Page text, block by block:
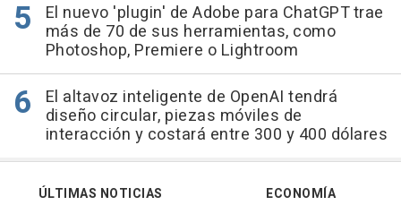
El nuevo 'plugin' de Adobe para ChatGPT trae
más de 70 de sus herramientas, como
Photoshop, Premiere o Lightroom
El altavoz inteligente de OpenAI tendrá
diseño circular, piezas móviles de
interacción y costará entre 300 y 400 dólares
ÚLTIMAS NOTICIAS
ECONOMÍA